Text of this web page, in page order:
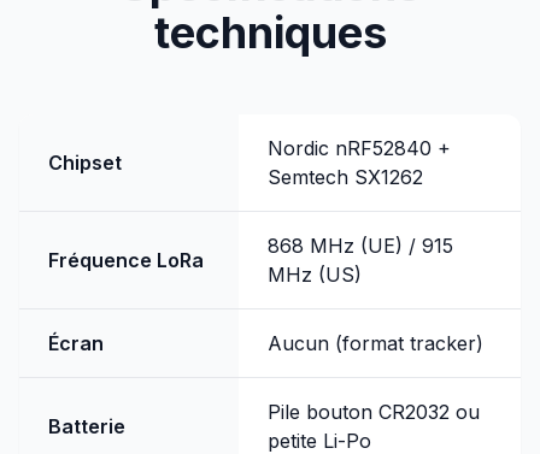
techniques
Chipset
Nordic nRF52840 +
Semtech SX1262
Fréquence LoRa
868 MHz (UE) / 915
MHz (US)
Écran Aucun (format tracker)
Batterie
Pile bouton CR2032 ou
petite Li-Po